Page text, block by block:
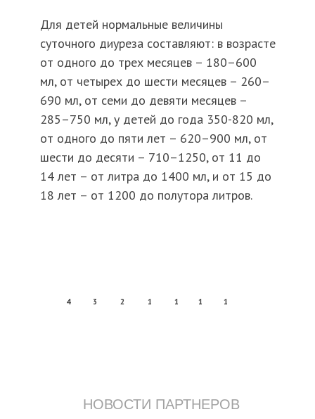
Для детей нормальные величины
суточного диуреза составляют: в возрасте
от одного до трех месяцев – 180–600
мл, от четырех до шести месяцев – 260–
690 мл, от семи до девяти месяцев –
285–750 мл, у детей до года 350-820 мл,
от одного до пяти лет – 620–900 мл, от
шести до десяти – 710–1250, от 11 до
14 лет – от литра до 1400 мл, и от 15 до
18 лет – от 1200 до полутора литров.
4 3 2 1 1 1 1
НОВОСТИ ПАРТНЕРОВ